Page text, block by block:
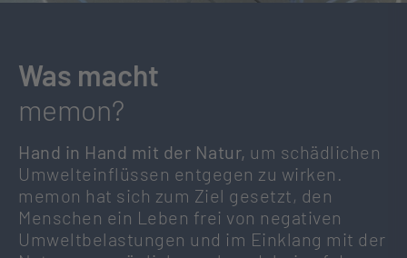
Was macht
memon?
Hand in Hand mit der Natur, um schädlichen
Umwelteinflüssen entgegen zu wirken.
memon hat sich zum Ziel gesetzt, den
Menschen ein Leben frei von negativen
Umweltbelastungen und im Einklang mit der